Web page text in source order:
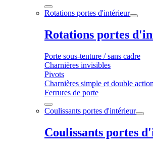
Rotations portes d'intérieur
Rotations portes
Porte sous-tenture / sans cadre
Charnières invisibles
Pivots
Charnières simple et double action
Ferrures de porte
Coulissants portes d'intérieur
Coulissants portes